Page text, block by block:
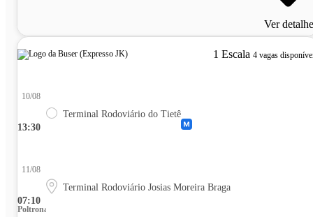
Ver
1 Escala 4 vagas
13:30
10/08
Terminal Rodoviário do Tietê
07:10
11/08
Terminal Rodoviário Josias Moreira Braga
Poltrona